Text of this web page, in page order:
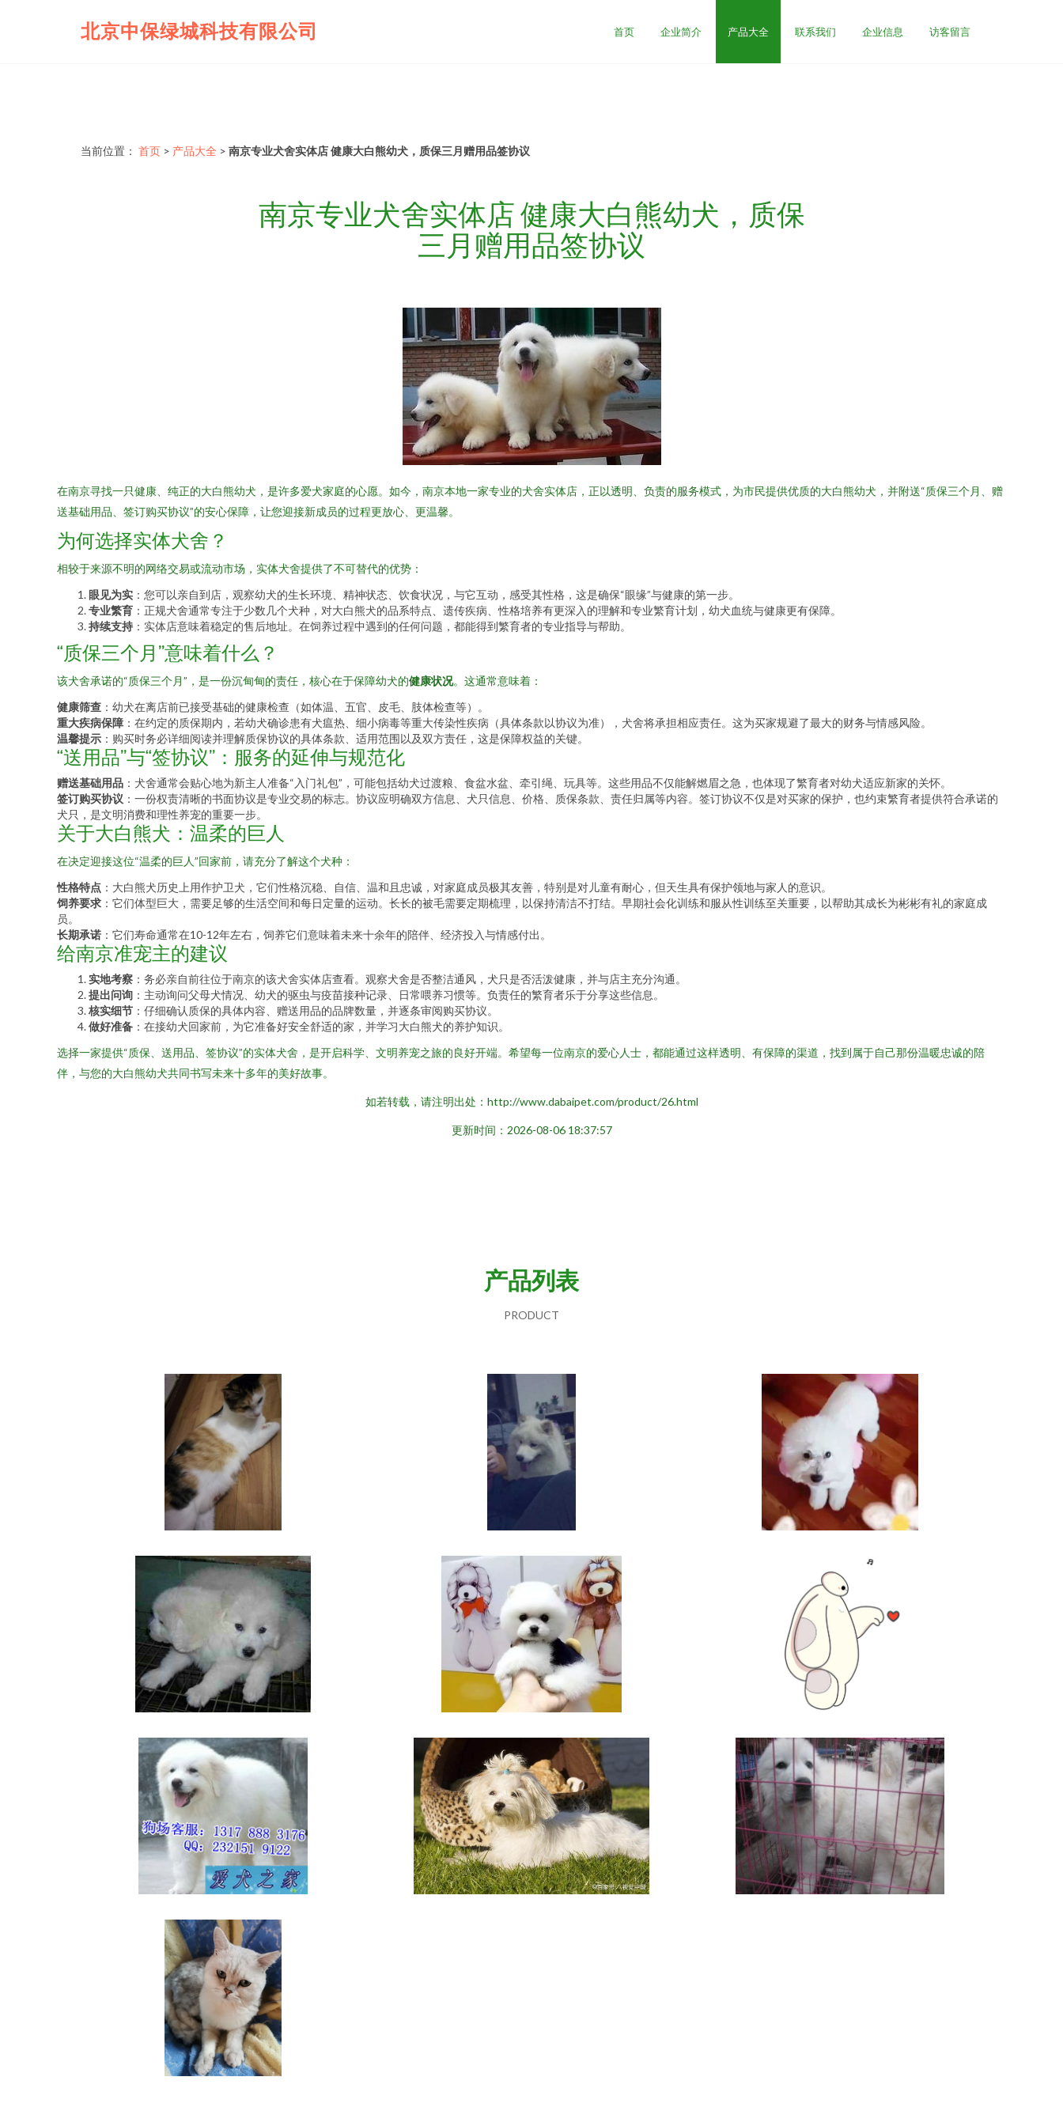
北京中保绿城科技有限公司 首页 企业简介 产品大全 联系我们 企业信息 访客留言
当前位置： 首页 > 产品大全 > 南京专业犬舍实体店 健康大白熊幼犬，质保三月赠用品签协议
南京专业犬舍实体店 健康大白熊幼犬，质保
三月赠用品签协议
在南京寻找一只健康、纯正的大白熊幼犬，是许多爱犬家庭的心愿。如今，南京本地一家专业的犬舍实体店，正以透明、负责的服务模式，为市民提供优质的大白熊幼犬，并附送“质保三个月、赠
送基础用品、签订购买协议”的安心保障，让您迎接新成员的过程更放心、更温馨。
为何选择实体犬舍？
相较于来源不明的网络交易或流动市场，实体犬舍提供了不可替代的优势：
眼见为实 ：您可以亲自到店，观察幼犬的生长环境、精神状态、饮食状况，与它互动，感受其性格，这是确保“眼缘”与健康的第一步。
专业繁育 ：正规犬舍通常专注于少数几个犬种，对大白熊犬的品系特点、遗传疾病、性格培养有更深入的理解和专业繁育计划，幼犬血统与健康更有保障。
持续支持 ：实体店意味着稳定的售后地址。在饲养过程中遇到的任何问题，都能得到繁育者的专业指导与帮助。
“质保三个月”意味着什么？
该犬舍承诺的“质保三个月”，是一份沉甸甸的责任，核心在于保障幼犬的健康状况。这通常意味着：
健康筛查 ：幼犬在离店前已接受基础的健康检查（如体温、五官、皮毛、肢体检查等）。
重大疾病保障 ：在约定的质保期内，若幼犬确诊患有犬瘟热、细小病毒等重大传染性疾病（具体条款以协议为准），犬舍将承担相应责任。这为买家规避了最大的财务与情感风险。
温馨提示 ：购买时务必详细阅读并理解质保协议的具体条款、适用范围以及双方责任，这是保障权益的关键。
“送用品”与“签协议”：服务的延伸与规范化
赠送基础用品 ：犬舍通常会贴心地为新主人准备“入门礼包”，可能包括幼犬过渡粮、食盆水盆、牵引绳、玩具等。这些用品不仅能解燃眉之急，也体现了繁育者对幼犬适应新家的关怀。
签订购买协议 ：一份权责清晰的书面协议是专业交易的标志。协议应明确双方信息、犬只信息、价格、质保条款、责任归属等内容。签订协议不仅是对买家的保护，也约束繁育者提供符合承诺的
犬只，是文明消费和理性养宠的重要一步。
关于大白熊犬：温柔的巨人
在决定迎接这位“温柔的巨人”回家前，请充分了解这个犬种：
性格特点 ：大白熊犬历史上用作护卫犬，它们性格沉稳、自信、温和且忠诚，对家庭成员极其友善，特别是对儿童有耐心，但天生具有保护领地与家人的意识。
饲养要求 ：它们体型巨大，需要足够的生活空间和每日定量的运动。长长的被毛需要定期梳理，以保持清洁不打结。早期社会化训练和服从性训练至关重要，以帮助其成长为彬彬有礼的家庭成
员。
长期承诺 ：它们寿命通常在10-12年左右，饲养它们意味着未来十余年的陪伴、经济投入与情感付出。
给南京准宠主的建议
实地考察 ：务必亲自前往位于南京的该犬舍实体店查看。观察犬舍是否整洁通风，犬只是否活泼健康，并与店主充分沟通。
提出问询 ：主动询问父母犬情况、幼犬的驱虫与疫苗接种记录、日常喂养习惯等。负责任的繁育者乐于分享这些信息。
核实细节 ：仔细确认质保的具体内容、赠送用品的品牌数量，并逐条审阅购买协议。
做好准备 ：在接幼犬回家前，为它准备好安全舒适的家，并学习大白熊犬的养护知识。
选择一家提供“质保、送用品、签协议”的实体犬舍，是开启科学、文明养宠之旅的良好开端。希望每一位南京的爱心人士，都能通过这样透明、有保障的渠道，找到属于自己那份温暖忠诚的陪
伴，与您的大白熊幼犬共同书写未来十多年的美好故事。
如若转载，请注明出处：http://www.dabaipet.com/product/26.html
更新时间：2026-08-06 18:37:57
产品列表
PRODUCT